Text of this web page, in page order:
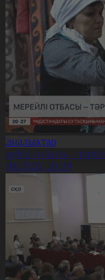
отбасы –
20:19